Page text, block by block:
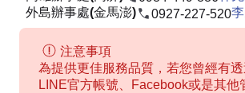
外島辦事處(金馬澎)
0927-227-520
注意事項
為提供更佳服務品質，若您曾經有透
LINE官方帳號、Facebook或是其他